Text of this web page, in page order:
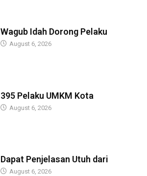
Wagub Idah Dorong Pelaku
August 6, 2026
395 Pelaku UMKM Kota
August 6, 2026
Dapat Penjelasan Utuh dari
August 6, 2026